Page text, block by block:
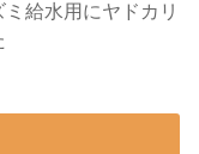
ミ給水用にヤドカリ